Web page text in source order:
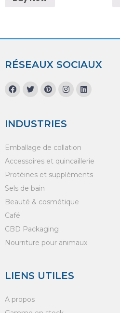
RÉSEAUX SOCIAUX
INDUSTRIES
Emballage de collation
Accessoires et quincaillerie
Protéines et suppléments
Sels de bain
Beauté & cosmétique
Café
CBD Packaging
Nourriture pour animaux
LIENS UTILES
A propos